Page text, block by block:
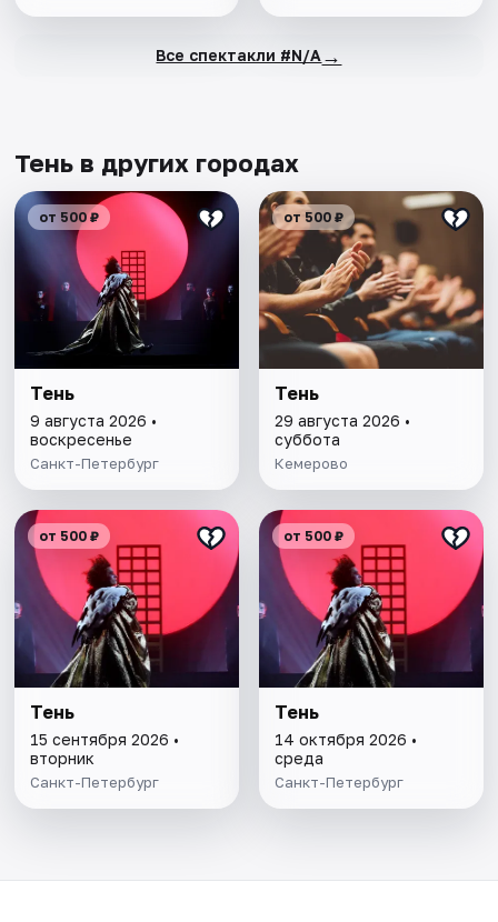
Все спектакли #N/A →
Тень в других городах
от 500 ₽
Тень
9 августа 2026 •
воскресенье
Санкт-Петербург
от 500 ₽
Тень
29 августа 2026 •
суббота
Кемерово
от 500 ₽
Тень
15 сентября 2026 •
вторник
Санкт-Петербург
от 500 ₽
Тень
14 октября 2026 •
среда
Санкт-Петербург